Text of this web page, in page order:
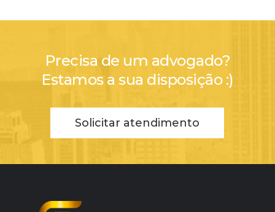
Precisa de um advogado?
Estamos a sua disposição :)
Solicitar atendimento